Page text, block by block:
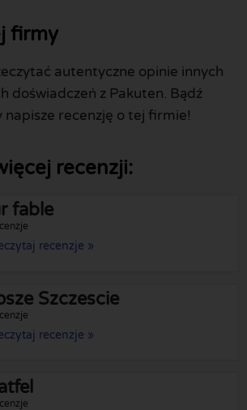
firmy
autentyczne opinie innych
doświadczeń z Pakuten. Bądź
recenzję o tej firmie!
recenzji:
fable
recenzje »
Szczescie
recenzje »